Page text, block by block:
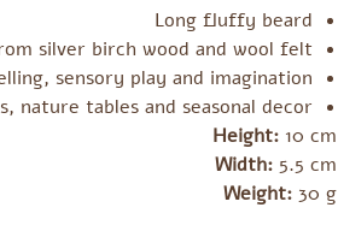
Long fluffy beard
silver birch wood and wool felt
sensory play and imagination
nature tables and seasonal decor
Height: 10 cm
Width: 5.5 cm
Weight: 30 g